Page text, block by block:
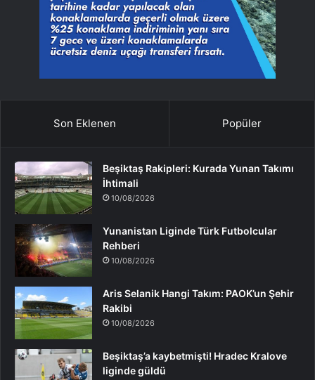
Son Eklenen Popüler
Beşiktaş Rakipleri: Kurada Yunan Takımı
İhtimali
10/08/2026
Yunanistan Liginde Türk Futbolcular
Rehberi
10/08/2026
Aris Selanik Hangi Takım: PAOK’un Şehir
Rakibi
10/08/2026
Beşiktaş’a kaybetmişti! Hradec Kralove
liginde güldü